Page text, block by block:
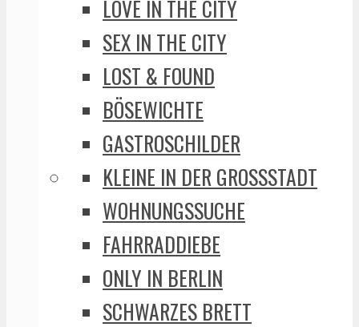
LOVE IN THE CITY
SEX IN THE CITY
LOST & FOUND
BÖSEWICHTE
GASTROSCHILDER
KLEINE IN DER GROSSSTADT
WOHNUNGSSUCHE
FAHRRADDIEBE
ONLY IN BERLIN
SCHWARZES BRETT